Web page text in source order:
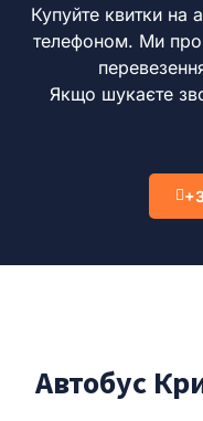
Купуйте квитки на
телефоном. Ми
Якщо шукаєте
Автобус